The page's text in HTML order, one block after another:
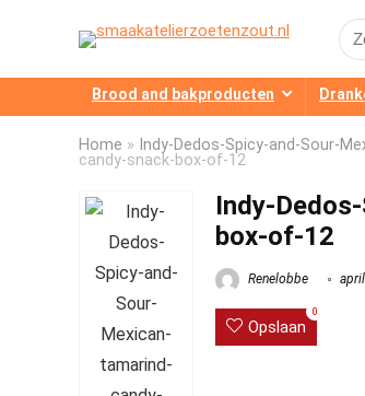
for:
Brood and bakproducten
Home » Indy-Dedos-Spicy-and-Sour-
candy-snack-box-of-12
Indy-
box-of-12
Renelobbe
Opslaan
0